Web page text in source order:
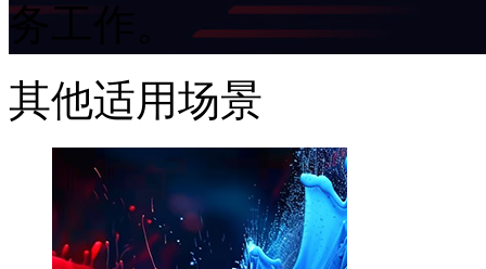
务工作。
其他适用场景